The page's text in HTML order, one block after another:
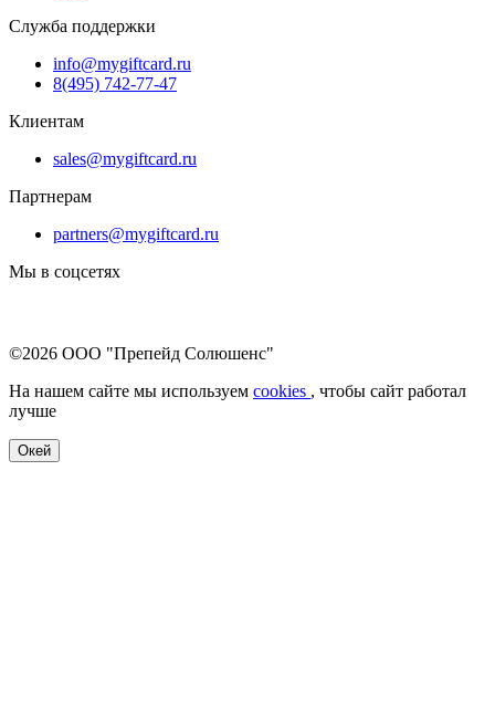
Служба поддержки
info@mygiftcard.ru
8(495) 742-77-47
Клиентам
sales@mygiftcard.ru
Партнерам
partners@mygiftcard.ru
Мы в соцсетях
©2026 ООО "Препейд Солюшенс"
На нашем сайте мы используем cookies , чтобы сайт работал
лучше
Окей